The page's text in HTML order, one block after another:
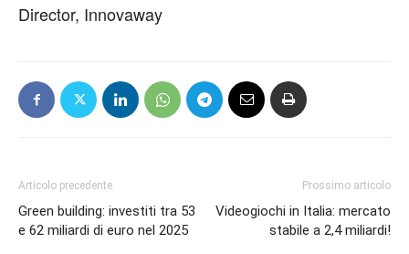
Director, Innovaway
Articolo precedente
Green building: investiti tra 53
e 62 miliardi di euro nel 2025
Prossimo articolo
Videogiochi in Italia: mercato
stabile a 2,4 miliardi!